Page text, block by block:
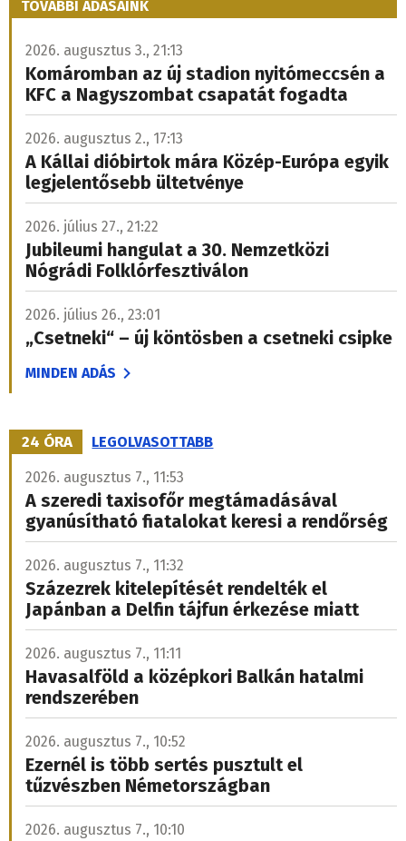
TOVÁBBI ADÁSAINK
2026. augusztus 3., 21:13
Komáromban az új stadion nyitómeccsén a
KFC a Nagyszombat csapatát fogadta
2026. augusztus 2., 17:13
A Kállai dióbirtok mára Közép-Európa egyik
legjelentősebb ültetvénye
2026. július 27., 21:22
Jubileumi hangulat a 30. Nemzetközi
Nógrádi Folklórfesztiválon
2026. július 26., 23:01
„Csetneki“ – új köntösben a csetneki csipke
MINDEN ADÁS
24 ÓRA LEGOLVASOTTABB
2026. augusztus 7., 11:53
A szeredi taxisofőr megtámadásával
gyanúsítható fiatalokat keresi a rendőrség
2026. augusztus 7., 11:32
Százezrek kitelepítését rendelték el
Japánban a Delfin tájfun érkezése miatt
2026. augusztus 7., 11:11
Havasalföld a középkori Balkán hatalmi
rendszerében
2026. augusztus 7., 10:52
Ezernél is több sertés pusztult el
tűzvészben Németországban
2026. augusztus 7., 10:10